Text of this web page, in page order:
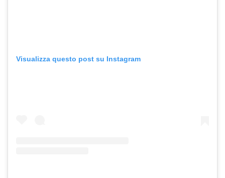
Visualizza questo post su Instagram